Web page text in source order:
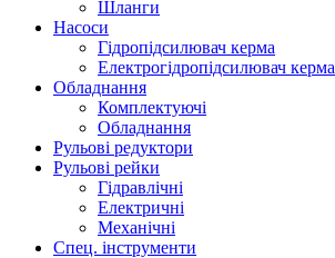
Шланги
Насоси
Гідропідсилювач керма
Електрогідропідсилювач керма
Обладнання
Комплектуючі
Обладнання
Рульові редуктори
Рульові рейки
Гідравлічні
Електричні
Механічні
Спец. інструменти